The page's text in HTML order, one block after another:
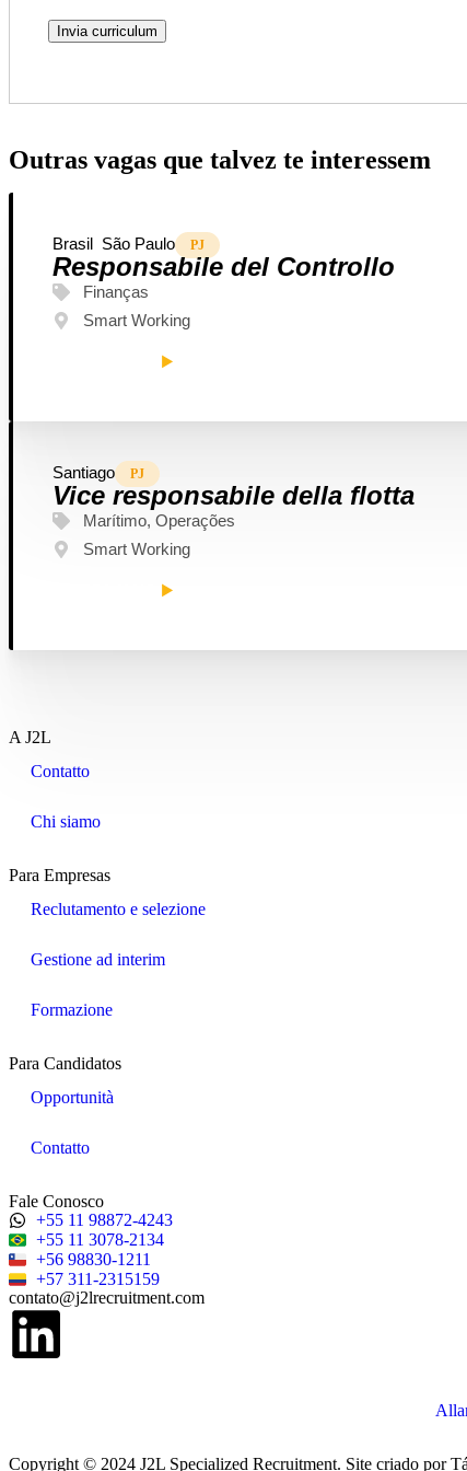
Outras vagas que talvez te interessem
Brasil São Paulo PJ
Responsabile del Controllo
Finanças
Smart Working
Santiago PJ
Vice responsabile della flotta
Marítimo, Operações
Smart Working
A J2L
Contatto
Chi siamo
Para Empresas
Reclutamento e selezione
Gestione ad interim
Formazione
Para Candidatos
Opportunità
Contatto
Fale Conosco
+55 11 98872-4243
+55 11 3078-2134
+56 98830-1211
+57 311-2315159
contato@j2lrecruitment.com
Copyright © 2024 J2L Specialized Recruitment. Site criado por